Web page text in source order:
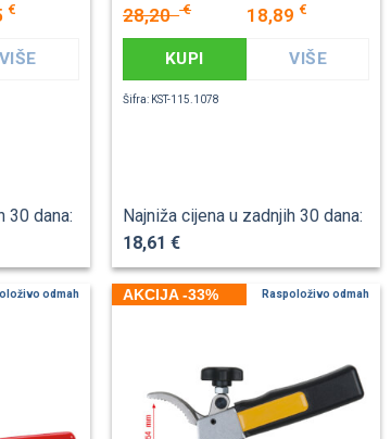
€
VIŠE
30 dana:
28,20€ 18,89 €
KUPI VIŠE
Šifra: KST-115.1078
Najniža cijena u zadnjih 30 dana:
18,61 €
odmah AKCIJA -33% Raspoloživo odmah